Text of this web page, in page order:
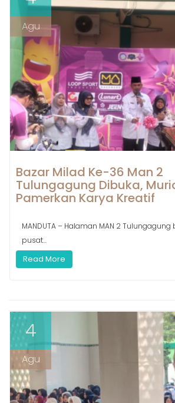
Agu
Bazar Milad Ke-36 Man 2
Tulungagung Dibuka,
Pamerkan Karya Kreatif
MANDUTA – Halaman MAN 2
pusat...
Read More
4
Agu